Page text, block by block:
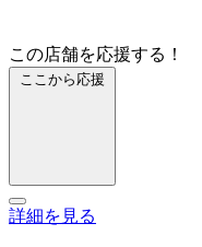
この店舗を応援する！
ここから応援
詳細を見る